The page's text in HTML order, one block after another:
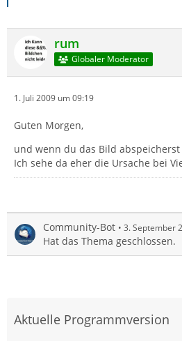
rum
Globaler Moderator
1. Juli 2009 um 09:19
Guten Morgen,
und wenn du das Bild
Ich sehe da eher die Ursache bei
Community-Bot 3. September
Hat das Thema geschlossen.
Aktuelle Programmversion